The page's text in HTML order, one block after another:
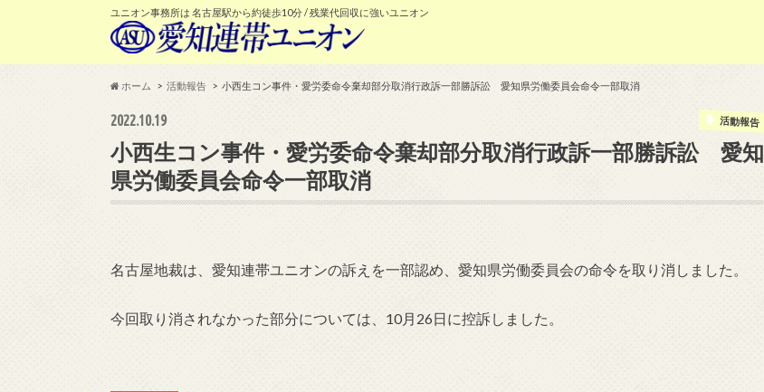
ユニオン事務所は 名古屋駅から約徒歩10分 / 残業代回収に強いユニオン
ホーム 活動報告 小西生コン事件・愛労委命令棄却部分取消行政訴一部勝訴訟 愛知県労働委員会命令一部取消
2022.10.19 活動報告
小西生コン事件・愛労委命令棄却部分取消行政訴一部勝訴訟 愛知
県労働委員会命令一部取消
名古屋地裁は、愛知連帯ユニオンの訴えを一部認め、愛知県労働委員会の命令を取り消しました。
今回取り消されなかった部分については、10月26日に控訴しました。